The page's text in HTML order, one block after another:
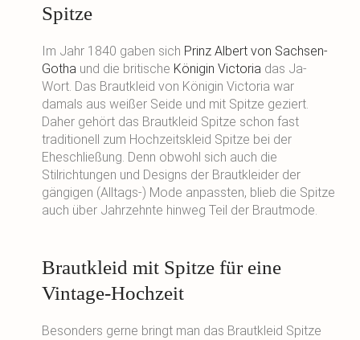
Spitze
Im Jahr 1840 gaben sich Prinz Albert von Sachsen-
Gothaund die britische Königin Victoriadas Ja-
Wort. Das Brautkleid von Königin Victoria war
damals aus weißer Seide und mit Spitze geziert.
Daher gehört das Brautkleid Spitze schon fast
traditionell zum Hochzeitskleid Spitze bei der
Eheschließung. Denn obwohl sich auch die
Stilrichtungen und Designs der Brautkleider der
gängigen (Alltags-) Mode anpassten, blieb die Spitze
auch über Jahrzehnte hinweg Teil der Brautmode.
Brautkleid mit Spitze für eine
Vintage-Hochzeit
Besonders gerne bringt man das Brautkleid Spitze